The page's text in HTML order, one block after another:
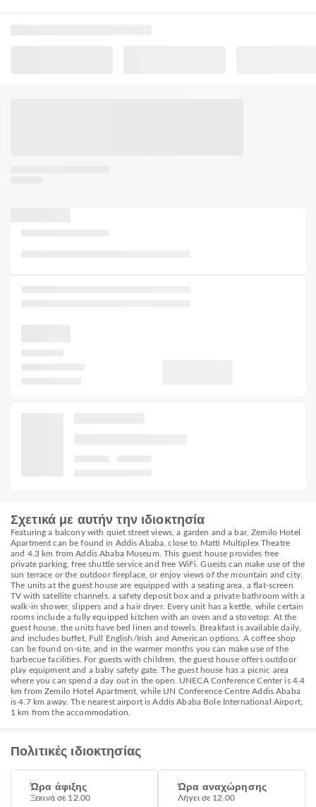
Σχετικά με αυτήν την ιδιοκτησία
Featuring a balcony with quiet street views, a garden and a bar, Zemilo Hotel
Apartment can be found in Addis Ababa, close to Matti Multiplex Theatre
and 4.3 km from Addis Ababa Museum. This guest house provides free
private parking, free shuttle service and free WiFi. Guests can make use of the
sun terrace or the outdoor fireplace, or enjoy views of the mountain and city.
The units at the guest house are equipped with a seating area, a flat-screen
TV with satellite channels, a safety deposit box and a private bathroom with a
walk-in shower, slippers and a hair dryer. Every unit has a kettle, while certain
rooms include a fully equipped kitchen with an oven and a stovetop. At the
guest house, the units have bed linen and towels. Breakfast is available daily,
and includes buffet, Full English/Irish and American options. A coffee shop
can be found on-site, and in the warmer months you can make use of the
barbecue facilities. For guests with children, the guest house offers outdoor
play equipment and a baby safety gate. The guest house has a picnic area
where you can spend a day out in the open. UNECA Conference Center is 4.4
km from Zemilo Hotel Apartment, while UN Conference Centre Addis Ababa
is 4.7 km away. The nearest airport is Addis Ababa Bole International Airport,
1 km from the accommodation.
Πολιτικές ιδιοκτησίας
Ώρα άφιξης
Ξεκινά σε 12.00
Ώρα αναχώρησης
Λήγει σε 12.00